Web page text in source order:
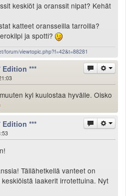
keskiöt ja oranssit nipat? Kehät
katteet oransseilla tarroilla?
ja spotti?
forum/viewtopic.php?f=42&t=88281
Edition ***
kyl kuulostaa hyvälle. Oisko
Edition ***
Tällähetkellä vanteet on
laakerit irrotettuina. Nyt